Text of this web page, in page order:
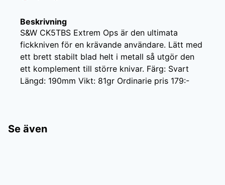
Beskrivning
S&W CK5TBS Extrem Ops är den ultimata
fickkniven för en krävande användare. Lätt med
ett brett stabilt blad helt i metall så utgör den
ett komplement till större knivar. Färg: Svart
Längd: 190mm Vikt: 81gr Ordinarie pris 179:-
Se även